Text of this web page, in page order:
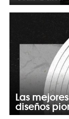
Las
diseños